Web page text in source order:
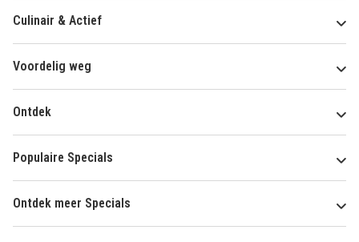
Culinair & Actief
Voordelig weg
Ontdek
Populaire Specials
Ontdek meer Specials